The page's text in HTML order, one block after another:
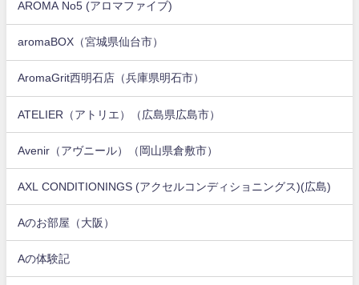
AROMA No5 (アロマファイブ)
aromaBOX（宮城県仙台市）
AromaGrit西明石店（兵庫県明石市）
ATELIER（アトリエ）（広島県広島市）
Avenir（アヴニール）（岡山県倉敷市）
AXL CONDITIONINGS (アクセルコンディショニングス)(広島)
Aのお部屋（大阪）
Aの体験記